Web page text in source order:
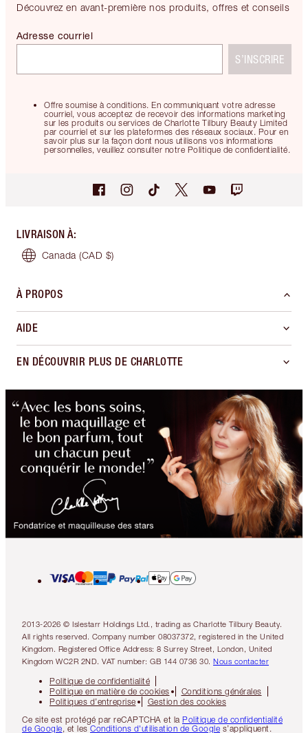
Découvrez en avant-première nos produits, offres et conseils
Offre soumise à conditions. En communiquant votre adresse
courriel, vous acceptez de recevoir des informations marketing
sur les produits ou services de Charlotte Tilbury Beauty Limited
par courriel et sur les plateformes des réseaux sociaux. Pour en
savoir plus sur la façon dont nous utilisons vos informations
personnelles, veuillez consulter notre Politique de confidentialité.
Adresse courriel
S’INSCRIRE
LIVRAISON À:
Canada (CAD $)
À PROPOS
AIDE
EN DÉCOUVRIR PLUS DE CHARLOTTE
2013-2026 © Islestarr Holdings Ltd., trading as Charlotte Tilbury Beauty.
All rights reserved. Company number 08037372, registered in the United
Kingdom. Registered Office Address: 8 Surrey Street, London, United
Kingdom WC2R 2ND. VAT number: GB 144 0736 30. Nous contacter
Politique de confidentialité
Politique en matière de cookies
Conditions générales
Politiques d’entreprise
Gestion des cookies
Ce site est protégé par reCAPTCHA et la Politique de confidentialité
de Google, et les Conditions d'utilisation de Google s’appliquent.